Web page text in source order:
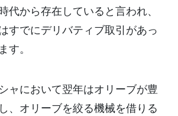
代から存在していると言われ、
すでにデリバティブ取引があっ
す。
ャにおいて翌年はオリーブが豊
、オリーブを絞る機械を借りる